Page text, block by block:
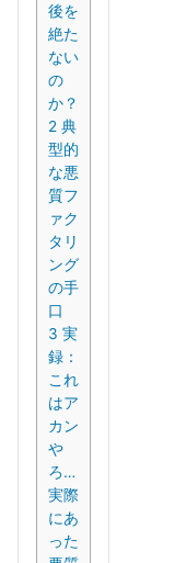
後を
絶た
ない
の
か？
2 典
型的
な悪
質フ
ァク
タリ
ング
の手
口
3 実
録：
これ
はア
カン
や
ろ…
実際
にあ
った